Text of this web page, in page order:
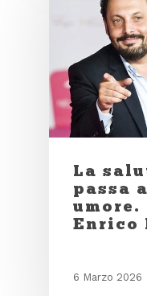
La
passa
Enrico
6 Marzo 2026